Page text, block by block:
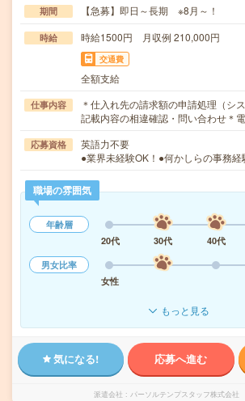
期間 【急募】即日～長期 ※8月～！
時給 時給1500円 月収例 210,000円
交通費
全額支給
仕事内容
＊仕入れ先の請求額の申請処理（シ
記載内容の相違確認・問い合わせ
応募資格
英語力不要
●業界未経験OK！●何かしらの事務
職場の雰囲気
年齢層
20代
30代 40代
男女比率
女性
もっと見る
気になる! 応募へ進む
派遣会社 パーソルテンプスタッフ株式会社